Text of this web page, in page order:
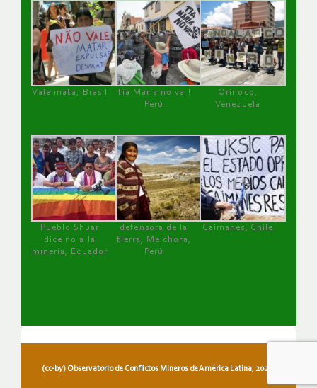
Vale mata, Brasil
Tía María no va !
Perú
Orinoco,
Venezuela
Pueblo Shuar
dice no a la
minería, Ecuador
defensora de la
tierra, Melchora,
Perú
Caimanes, Chile
(cc-by) Observatorio de Conflictos Mineros de América Latina, 2026